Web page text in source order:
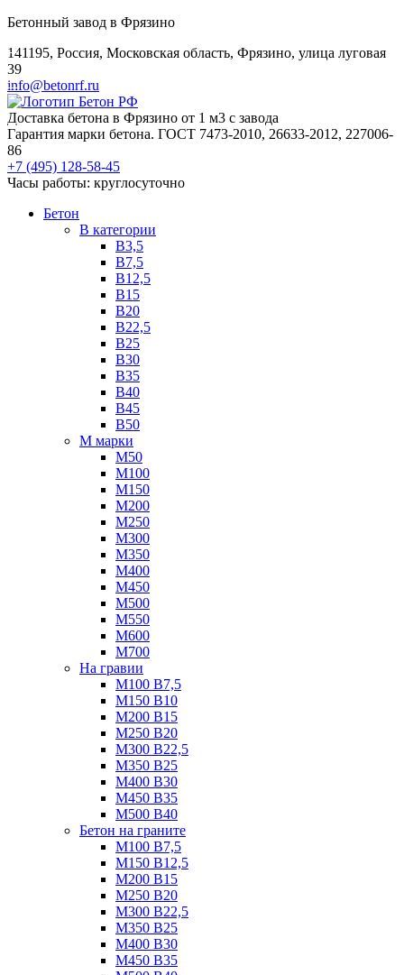
Бетонный завод в Фрязино
141195, Россия, Московская область, Фрязино, улица луговая
39
info@betonrf.ru
Доставка бетона в Фрязино от 1 м3 с завода
Гарантия марки бетона. ГОСТ 7473-2010, 26633-2012, 227006-
86
+7 (495) 128-58-45
Часы работы: круглосуточно
Бетон
B категории
B3,5
B7,5
B12,5
B15
B20
B22,5
B25
B30
B35
B40
B45
B50
М марки
М50
М100
М150
М200
М250
М300
М350
М400
М450
М500
М550
М600
М700
На гравии
М100 B7,5
М150 B10
М200 B15
М250 B20
М300 B22,5
М350 B25
М400 B30
М450 B35
М500 B40
Бетон на граните
М100 B7,5
М150 B12,5
М200 B15
М250 B20
М300 B22,5
М350 B25
М400 B30
М450 B35